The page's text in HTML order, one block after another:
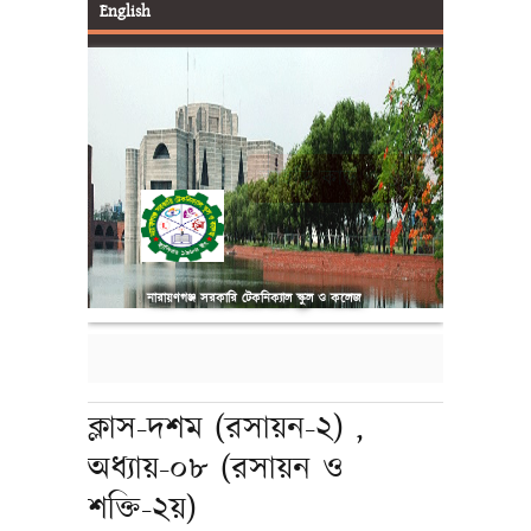
English
নারায়ণগঞ্জ সরকারি টেকনিক্যাল স্কুল ও কলেজ
আইডি কার্ড ও SMS
ক্লাস-দশম (রসায়ন-২) ,
অধ্যায়-০৮ (রসায়ন ও
শক্তি-২য়)